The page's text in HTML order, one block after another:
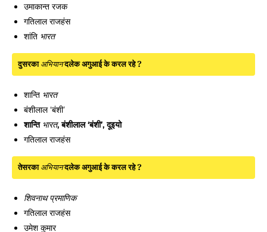
उमाकान्त रजक
गतिलाल राजहंस
शांति भारत
दुसरका अभियानदलेक अगुआई के करल रहे ?
शान्ति भारत
बंशीलाल ‘बंशी’
शान्ति भारत, बंशीलाल ‘बंशी’, दूइयो
गतिलाल राजहंस
तेसरका अभियानदलेक अगुआई के करल रहे ?
शिवनाथ प्रमाणिक
गतिलाल राजहंस
उमेश कुमार